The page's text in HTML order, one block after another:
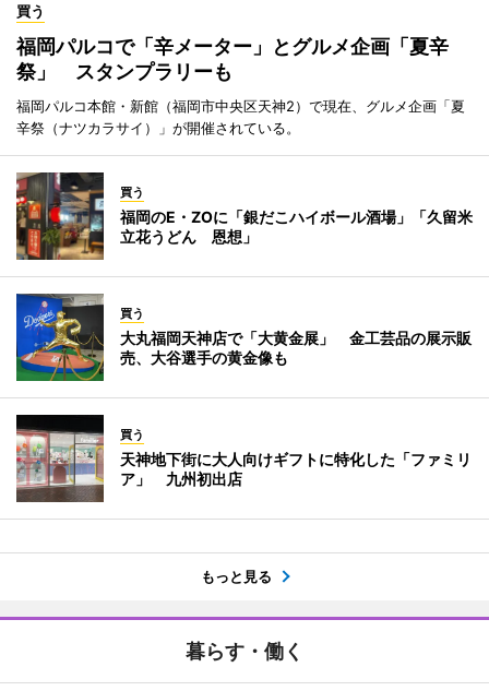
買う
福岡パルコで「辛メーター」とグルメ企画「夏辛
祭」 スタンプラリーも
福岡パルコ本館・新館（福岡市中央区天神2）で現在、グルメ企画「夏
辛祭（ナツカラサイ）」が開催されている。
買う
福岡のE・ZOに「銀だこハイボール酒場」「久留米
立花うどん 恩想」
買う
大丸福岡天神店で「大黄金展」 金工芸品の展示販
売、大谷選手の黄金像も
買う
天神地下街に大人向けギフトに特化した「ファミリ
ア」 九州初出店
もっと見る
暮らす・働く